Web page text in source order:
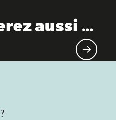
aussi ...
& savoir-faire